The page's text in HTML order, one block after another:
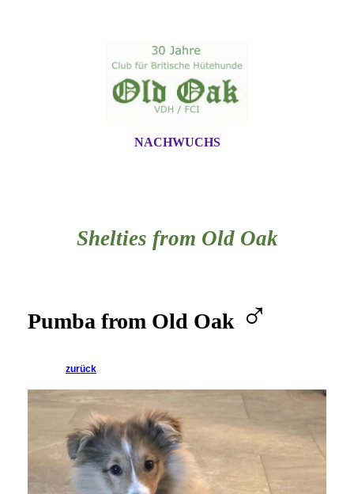
NACHWUCHS
Shelties from Old Oak
Pumba from Old Oak ♂
zurück